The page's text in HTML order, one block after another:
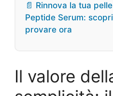
📄 Rinnova la tua
Peptide Serum:
provare ora
Il valore